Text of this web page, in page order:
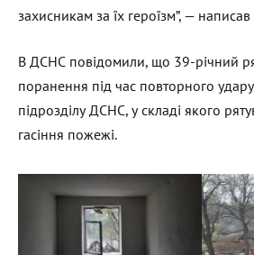
захисникам за їх героїзм”, — написав
В ДСНС повідомили, що 39-річний
поранення під час повторного
підрозділу ДСНС, у складі якого
гасіння пожежі.